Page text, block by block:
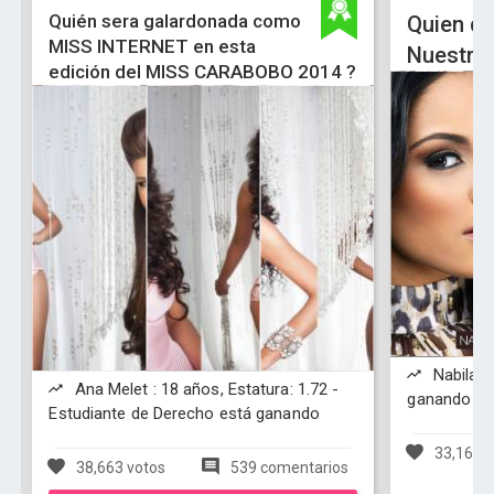
Quién sera galardonada como
MISS INTERNET en esta
edición del MISS CARABOBO 2014 ?
Ana Melet : 18 años, Estatura: 1.72 -
Estudiante de Derecho está ganando
38,663 votos 539 comentarios
Quien
Nuestra
Nabila
ganando
33,162